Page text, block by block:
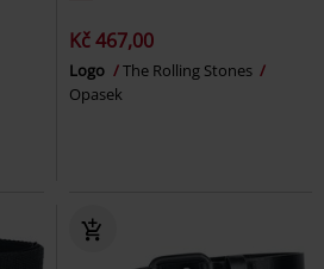
Kč 467,00
Logo
The Rolling Stones
Opasek